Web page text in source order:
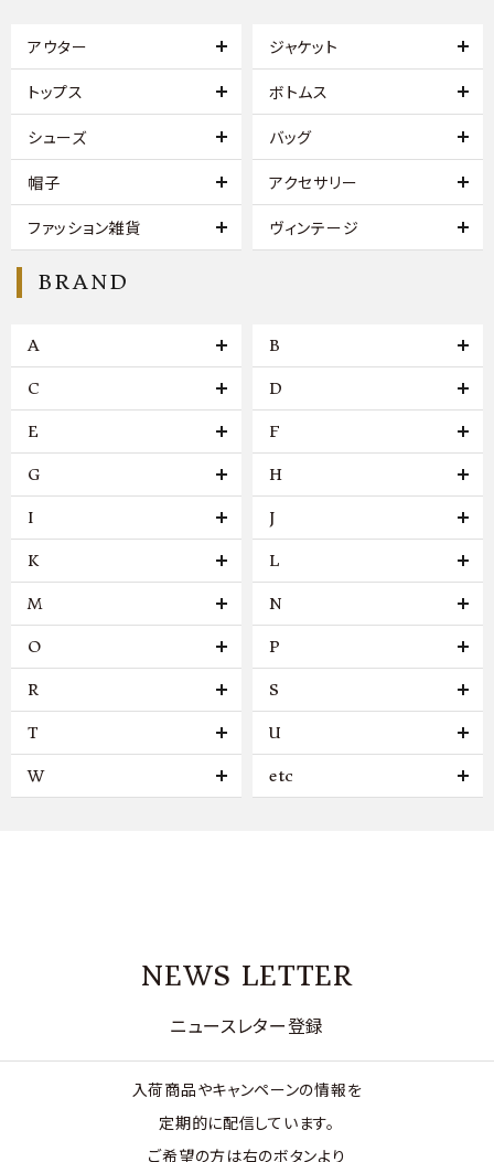
アウター ジャケット
トップス ボトムス
シューズ バッグ
帽子 アクセサリー
ファッション雑貨 ヴィンテージ
BRAND
A B
C D
E F
G H
I J
K L
M N
O P
R S
T U
W etc
NEWS LETTER
ニュースレター登録
入荷商品やキャンペーンの情報を
定期的に配信しています。
ご希望の方は右のボタンより